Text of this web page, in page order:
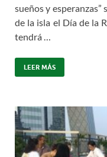
sueños y
de la isla el Día de la
tendrá …
LEER MÁS